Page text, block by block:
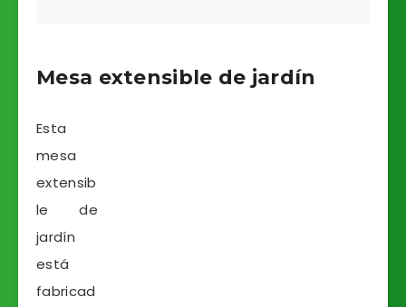
Mesa extensible de jardín
Esta
mesa
extensib
le de
jardín
está
fabricad